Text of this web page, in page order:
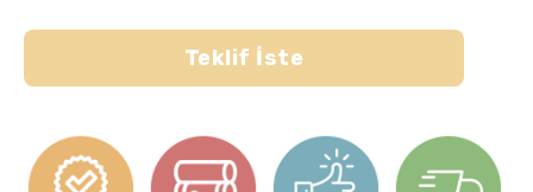
Teklif İste